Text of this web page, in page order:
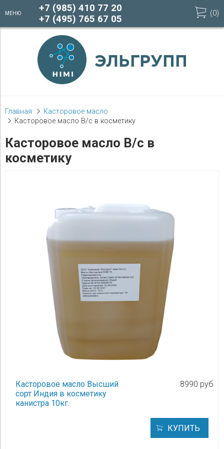
МЕНЮ
+7 (985) 410 77 20
+7 (495) 765 67 05
(0)
Главная
Касторовое масло
Касторовое масло В/с в косметику
Касторовое масло В/с в
косметику
Касторовое масло Высший
сорт Индия в косметику
канистра 10кг.
8990 руб
КУПИТЬ